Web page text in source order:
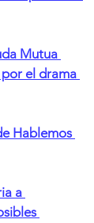
Mutua
el drama
Hablemos
a